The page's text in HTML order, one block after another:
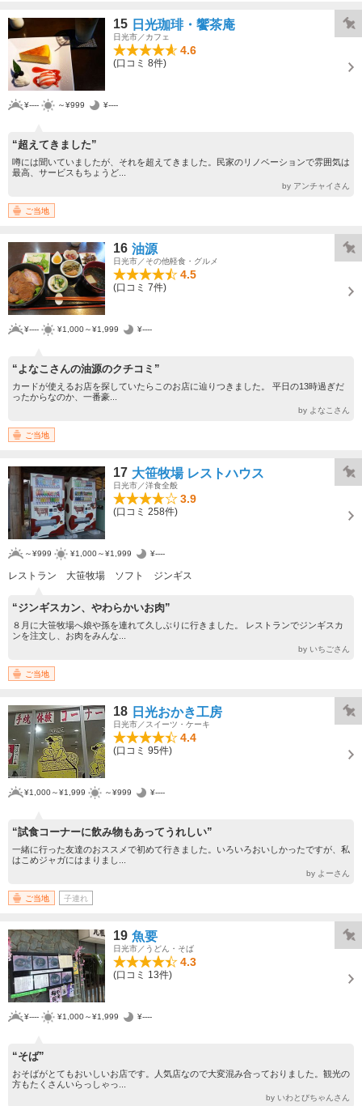
15 日光珈琲・饗茶庵
日光市／カフェ
4.6
(口コミ 8件)
¥---- ～¥999 ¥----
“超えてきました”
噂には聞いていましたが、それを超えてきました。民家のリノベーションで雰囲気は
最高、サービスもちょうど...
by アンチャイさん
ご当地
16 油源
日光市／その他軽食・グルメ
4.5
(口コミ 7件)
¥---- ¥1,000～¥1,999 ¥----
“よなこさんの油源のクチコミ”
カードが使えるお店を探していたらこのお店に辿りつきました。 平日の13時過ぎだ
ったからなのか、一番豪...
by よなこさん
ご当地
17 大笹牧場 レストハウス
日光市／洋食全般
3.9
(口コミ 258件)
～¥999 ¥1,000～¥1,999 ¥----
レストラン 大笹牧場 ソフト ジンギス
“ジンギスカン、やわらかいお肉”
８月に大笹牧場へ娘や孫を連れて久しぶりに行きました。 レストランでジンギスカ
ンを注文し、お肉をみんな...
by いちごさん
ご当地
18 日光おかき工房
日光市／スイーツ・ケーキ
4.4
(口コミ 95件)
¥1,000～¥1,999 ～¥999 ¥----
“試食コーナーに飲み物もあってうれしい”
一緒に行った友達のおススメで初めて行きました。いろいろおいしかったですが、私
はこめジャガにはまりまし...
by よーさん
ご当地 子連れ
19 魚要
日光市／うどん・そば
4.3
(口コミ 13件)
¥---- ¥1,000～¥1,999 ¥----
“そば”
おそばがとてもおいしいお店です。人気店なので大変混み合っておりました。観光の
方もたくさんいらっしゃっ...
by いわとびちゃんさん